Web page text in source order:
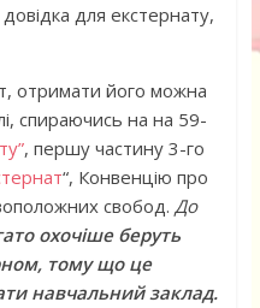
для екстернату,
отримати його можна
спираючись на на 59-
, першу частину 3-го
“, Конвенцію про
свобод. До
охочіше беруть
тому що це
навчальний заклад.